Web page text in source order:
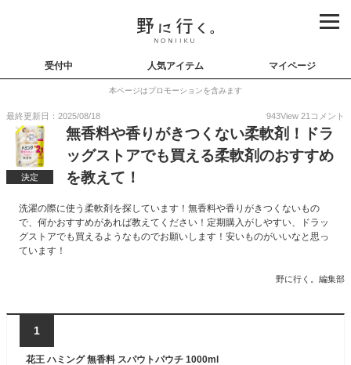
受付中 人気アイテム マイページ
本ページはプロモーションを含みます
最終更新日：2025/08/18 943View 21 コメント
決定
無香料や香りがきつくない柔軟剤！ドラ
ッグストアでも買える柔軟剤のおすすめ
を教えて！
洗濯の際に使う柔軟剤を探しています！無香料や香りがきつくないもの
で、何かおすすめがあれば教えてください！定期購入がしやすい、ドラッ
グストアでも買えるようなものでお願いします！安いものがいいなと思っ
ています！
野に行く。編集部
1
花王 ハミング 無香料 スパウトパウチ 1000ml